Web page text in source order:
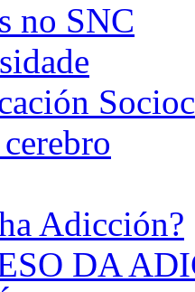
no SNC
Adicción?
DA